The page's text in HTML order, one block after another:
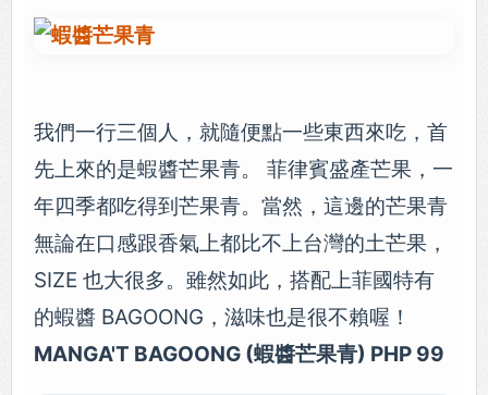
我們一行三個人，就隨便點一些東西來吃，首
先上來的是蝦醬芒果青。 菲律賓盛產芒果，一
年四季都吃得到芒果青。當然，這邊的芒果青
無論在口感跟香氣上都比不上台灣的土芒果，
SIZE 也大很多。雖然如此，搭配上菲國特有
的蝦醬 BAGOONG，滋味也是很不賴喔！
MANGA'T BAGOONG (蝦醬芒果青) PHP 99